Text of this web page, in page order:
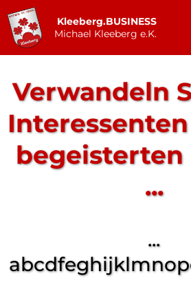
Kleeberg.BUSINESS
Michael Kleeberg e.K.
Verwandeln
begeisterten
...
...